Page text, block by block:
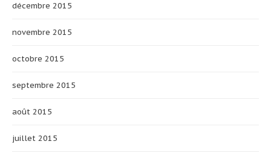
décembre 2015
novembre 2015
octobre 2015
septembre 2015
août 2015
juillet 2015